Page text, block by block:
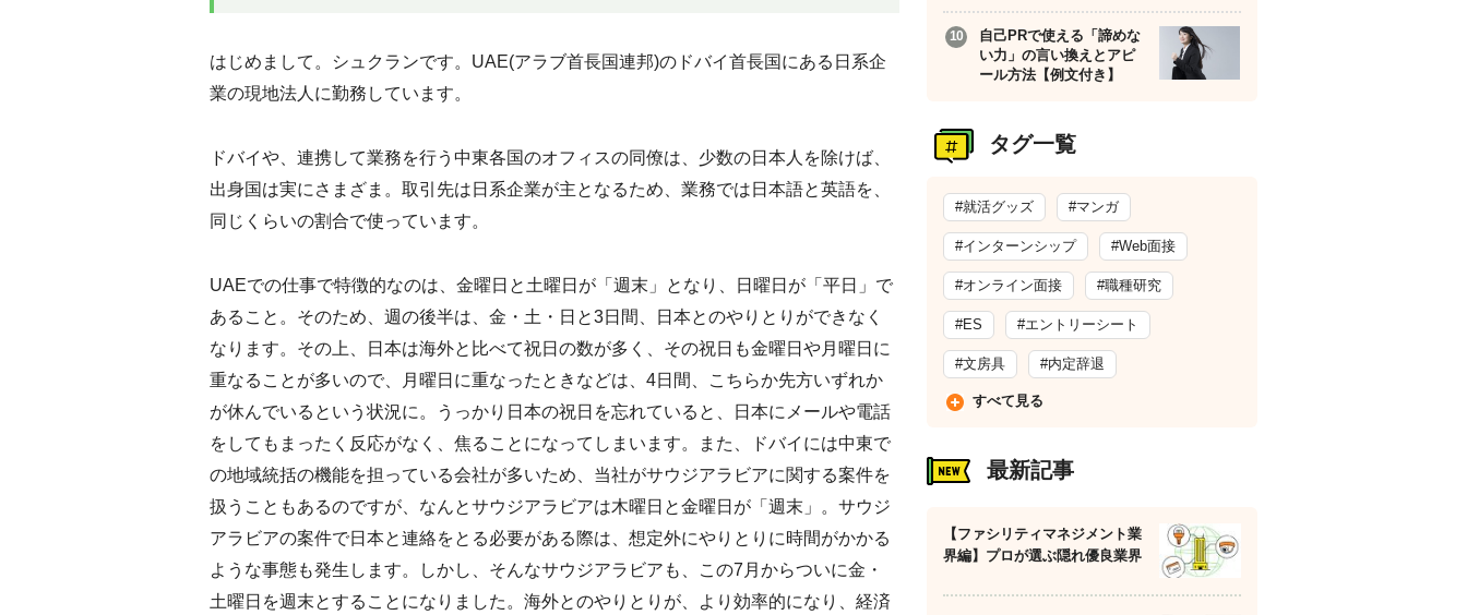
はじめまして。シュクランです。UAE(アラブ首長国連邦)のドバイ首長国にある日系企
業の現地法人に勤務しています。
ドバイや、連携して業務を行う中東各国のオフィスの同僚は、少数の日本人を除けば、
出身国は実にさまざま。取引先は日系企業が主となるため、業務では日本語と英語を、
同じくらいの割合で使っています。
UAEでの仕事で特徴的なのは、金曜日と土曜日が「週末」となり、日曜日が「平日」で
あること。そのため、週の後半は、金・土・日と3日間、日本とのやりとりができなく
なります。その上、日本は海外と比べて祝日の数が多く、その祝日も金曜日や月曜日に
重なることが多いので、月曜日に重なったときなどは、4日間、こちらか先方いずれか
が休んでいるという状況に。うっかり日本の祝日を忘れていると、日本にメールや電話
をしてもまったく反応がなく、焦ることになってしまいます。また、ドバイには中東で
の地域統括の機能を担っている会社が多いため、当社がサウジアラビアに関する案件を
扱うこともあるのですが、なんとサウジアラビアは木曜日と金曜日が「週末」。サウジ
アラビアの案件で日本と連絡をとる必要がある際は、想定外にやりとりに時間がかかる
ような事態も発生します。しかし、そんなサウジアラビアも、この7月からついに金・
土曜日を週末とすることになりました。海外とのやりとりが、より効率的になり、経済
自己PRで使える「諦めな
い力」の言い換えとアピ
ール方法【例文付き】
タグ一覧
#就活グッズ #マンガ
#インターンシップ #Web面接
#オンライン面接 #職種研究
#ES #エントリーシート
#文房具 #内定辞退
すべて見る
最新記事
【ファシリティマネジメント業
界編】プロが選ぶ隠れ優良業界